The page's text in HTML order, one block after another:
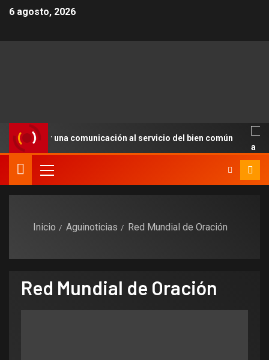
6 agosto, 2026
a impulsar una comunicación al servicio del bien común
Inicio Aguinoticias Red Mundial de Oración
Red Mundial de Oración